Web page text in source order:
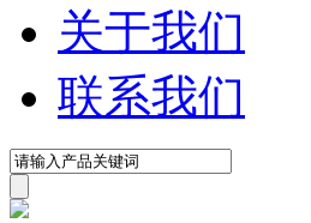
关于我们
联系我们